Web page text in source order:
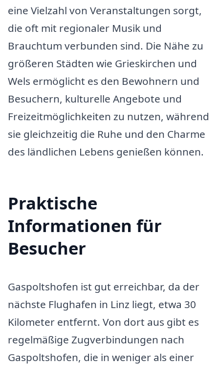
eine Vielzahl von Veranstaltungen sorgt,
die oft mit regionaler Musik und
Brauchtum verbunden sind. Die Nähe zu
größeren Städten wie Grieskirchen und
Wels ermöglicht es den Bewohnern und
Besuchern, kulturelle Angebote und
Freizeitmöglichkeiten zu nutzen, während
sie gleichzeitig die Ruhe und den Charme
des ländlichen Lebens genießen können.
Praktische
Informationen für
Besucher
Gaspoltshofen ist gut erreichbar, da der
nächste Flughafen in Linz liegt, etwa 30
Kilometer entfernt. Von dort aus gibt es
regelmäßige Zugverbindungen nach
Gaspoltshofen, die in weniger als einer